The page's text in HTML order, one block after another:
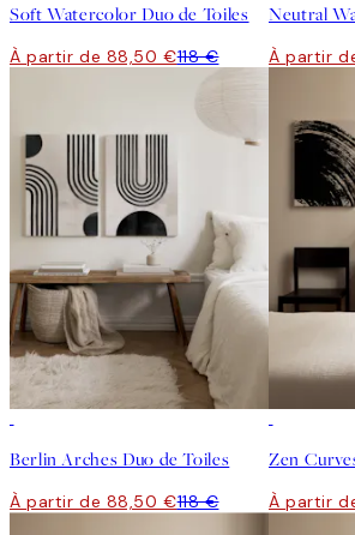
Soft Watercolor Duo de Toiles
À partir de 88,50 €118 € À partir
Berlin Arches Duo de Toiles
À partir de 88,50 €118 €
Zen
À partir